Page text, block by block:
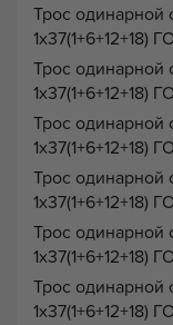
Трос одинарной
1х37(1+6+12+18)
Трос одинарной
1х37(1+6+12+18)
Трос одинарной
1х37(1+6+12+18)
Трос одинарной
1х37(1+6+12+18)
Трос одинарной
1х37(1+6+12+18)
Трос одинарной
1х37(1+6+12+18)